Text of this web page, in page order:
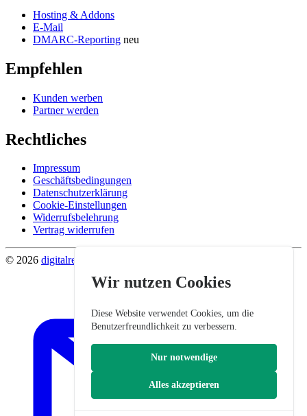
Hosting & Addons
E-Mail
DMARC-Reporting neu
Empfehlen
Kunden werben
Partner werden
Rechtliches
Impressum
Geschäftsbedingungen
Datenschutzerklärung
Cookie-Einstellungen
Widerrufsbelehrung
Vertrag widerrufen
© 2026 digitalrevier
Wir nutzen Cookies
Diese Website verwendet Cookies, um die
Benutzerfreundlichkeit zu verbessern.
Nur notwendige
Alles akzeptieren